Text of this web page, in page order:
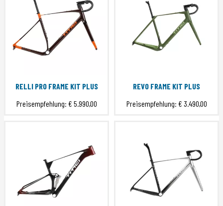
RELLI PRO FRAME KIT PLUS
Preisempfehlung: € 5.990,00
REVO FRAME KIT PLUS
Preisempfehlung: € 3.490,00